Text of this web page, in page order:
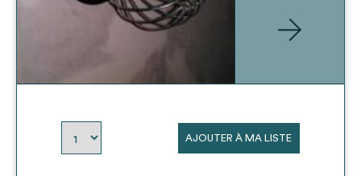
AJOUTER À MA LISTE